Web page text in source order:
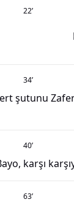
22’
34’
şutunu
40’
karşı
63’